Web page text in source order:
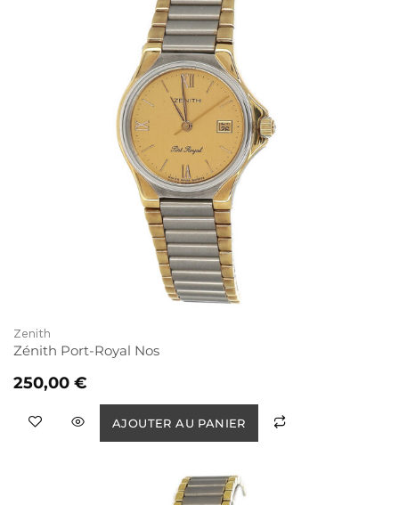
Zenith
Zénith Port-Royal Nos
250,00 €
AJOUTER AU PANIER